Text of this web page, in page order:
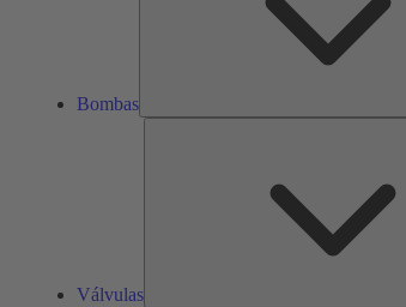
Bombas
Válvulas